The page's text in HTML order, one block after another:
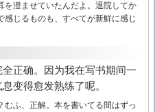
を澄ませていたんだよ。退院してか
感じるものも、すべてが新鮮に感じ
正确。因为我在写书期间一
变得愈发熟练了呢。
むふ、正解。本を書いてる間はずっ